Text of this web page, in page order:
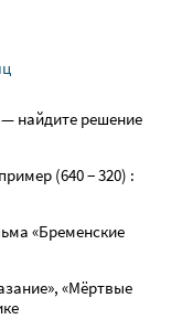
— найдите решение
(640 − 320) :
«Бременские
«Мёртвые